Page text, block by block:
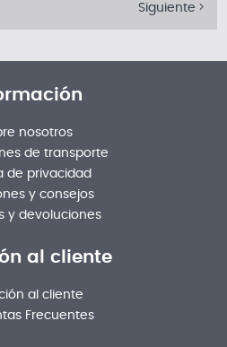
Siguiente
nosotros
de transporte
de privacidad
y consejos
y devoluciones
al cliente
al cliente
Frecuentes